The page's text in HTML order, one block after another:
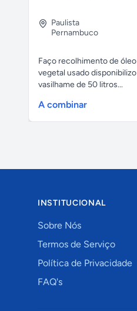
Paulista
Pernambuco
Faço recolhimento de óleo
vegetal usado disponibilizo
vasilhame de 50 litros...
A combinar
INSTITUCIONAL
Sobre Nós
Termos de Serviço
Política de Privacidade
FAQ's